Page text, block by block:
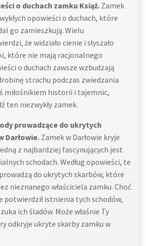
o duchach zamku Książ.Zamek
opowieści o duchach, które
go zamieszkują. Wielu
że widziało cienie i słyszało
które nie mają racjonalnego
o duchach zawsze wzbudzają
strachu podczas zwiedzania
miłośnikiem historii i tajemnic,
ten niezwykły zamek.
prowadzące do ukrytych
Darłowie. Zamek w Darłowie kryje
z najbardziej fascynujących jest
schodach. Według opowieści, te
do ukrytych skarbów, które
nieznanego właściciela zamku. Choć
potwierdził istnienia tych schodów,
ich śladów. Może właśnie Ty
odkryje ukryte skarby zamku w